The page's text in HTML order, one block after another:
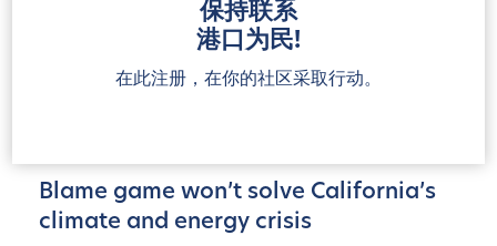
Newark leaders introduce a historic ordinance to stop
fossil fuel expansion, cut port pollution and protect
public health and frontline communities.
Blame game won’t solve California’s
climate and energy crisis
保持联系
港口为民!
在此注册，在你的社区采取行动。